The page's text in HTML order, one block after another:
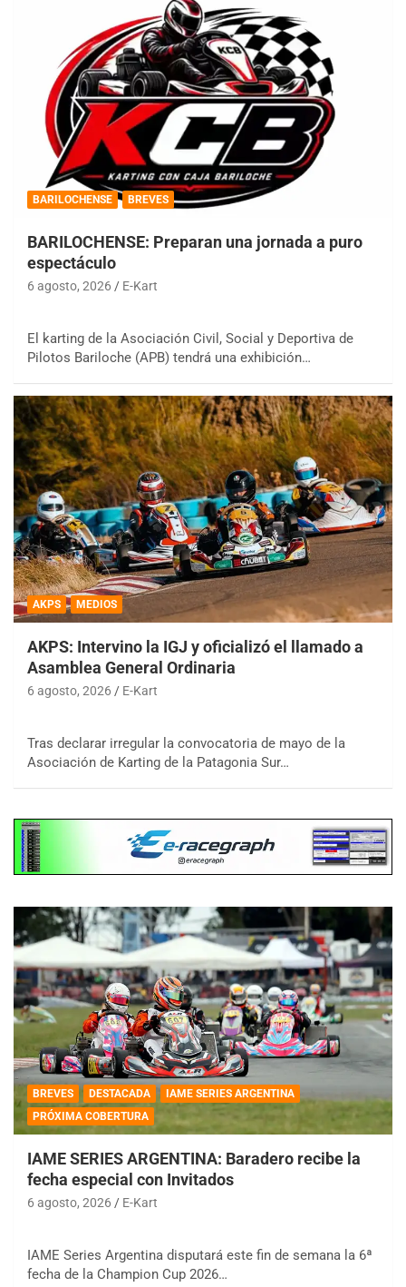
BARILOCHENSE BREVES
BARILOCHENSE: Preparan una jornada a puro
espectáculo
6 agosto, 2026 E-Kart
El karting de la Asociación Civil, Social y Deportiva de
Pilotos Bariloche (APB) tendrá una exhibición…
AKPS MEDIOS
AKPS: Intervino la IGJ y oficializó el llamado a
Asamblea General Ordinaria
6 agosto, 2026 E-Kart
Tras declarar irregular la convocatoria de mayo de la
Asociación de Karting de la Patagonia Sur…
BREVES DESTACADA
IAME SERIES ARGENTINA
PRÓXIMA COBERTURA
IAME SERIES ARGENTINA: Baradero recibe la
fecha especial con Invitados
6 agosto, 2026 E-Kart
IAME Series Argentina disputará este fin de semana la 6ª
fecha de la Champion Cup 2026…